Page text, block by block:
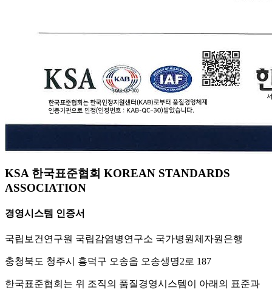
KSA 한국표준협회 KOREAN STANDARDS
ASSOCIATION
경영시스템 인증서
국립보건연구원 국립감염병연구소 국가병원체자원은행
충청북도 청주시 흥덕구 오송읍 오송생명2로 187
한국표준협회는 위 조직의 품질경영시스템이 아래의 표준과